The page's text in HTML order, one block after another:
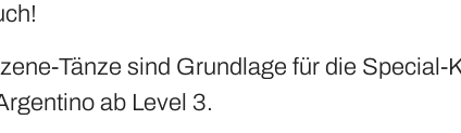
Tänze sind Grundlage für die Special-
ab Level 3.